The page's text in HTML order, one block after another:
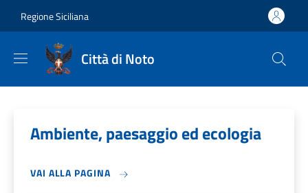
Regione Siciliana
Città di Noto
Ambiente, paesaggio ed ecologia
VAI ALLA PAGINA